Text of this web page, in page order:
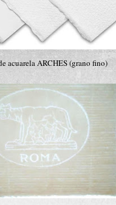
acuarela ARCHES (grano fino)